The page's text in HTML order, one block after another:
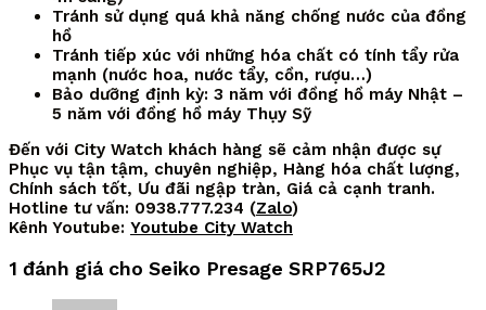
Tránh sử dụng quá khả năng chống nước của đồng
hồ
Tránh tiếp xúc với những hóa chất có tính tẩy rửa
mạnh (nước hoa, nước tẩy, cồn, rượu…)
Bảo dưỡng định kỳ: 3 năm với đồng hồ máy Nhật –
5 năm với đồng hồ máy Thụy Sỹ
Đến với City Watch khách hàng sẽ cảm nhận được sự
Phục vụ tận tậm, chuyên nghiệp, Hàng hóa chất lượng,
Chính sách tốt, Ưu đãi ngập tràn, Giá cả cạnh tranh.
Hotline tư vấn: 0938.777.234 (Zalo)
Kênh Youtube: Youtube City Watch
1 đánh giá cho Seiko Presage SRP765J2